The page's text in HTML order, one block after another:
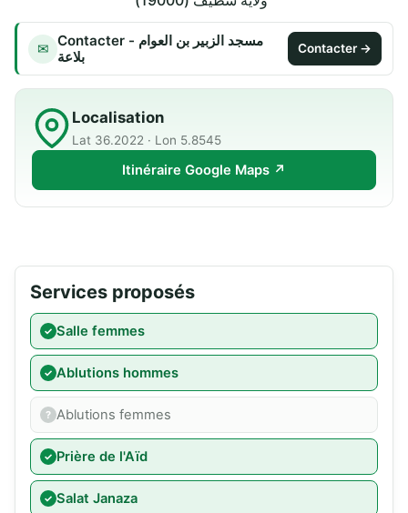
✉ Contacter مسجد الزبير بن العوام -
بلاعة
Contacter →
Localisation
Lat 36.2022 · Lon 5.8545
Itinéraire Google Maps ↗
Services proposés
Salle femmes
Ablutions hommes
Ablutions femmes
Prière de l'Aïd
Salat Janaza